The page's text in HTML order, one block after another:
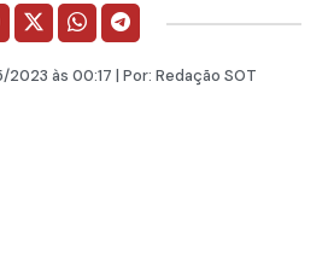
2023 às 00:17 | Por: Redação SOT